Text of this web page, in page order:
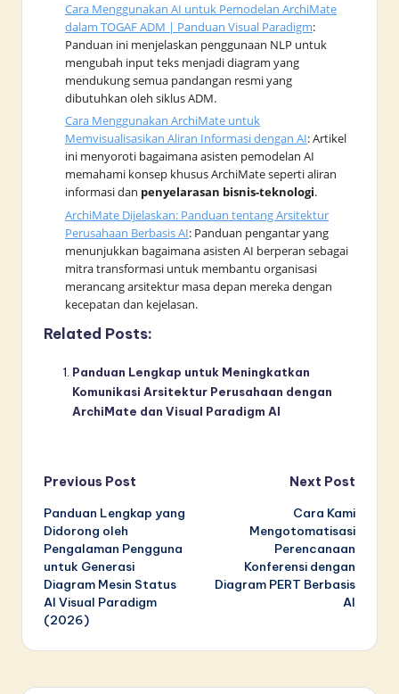
Cara Menggunakan AI untuk Pemodelan ArchiMate
dalam TOGAF ADM | Panduan Visual Paradigm:
Panduan ini menjelaskan penggunaan NLP untuk
mengubah input teks menjadi diagram yang
mendukung semua pandangan resmi yang
dibutuhkan oleh siklus ADM.
Cara Menggunakan ArchiMate untuk
Memvisualisasikan Aliran Informasi dengan AI: Artikel
ini menyoroti bagaimana asisten pemodelan AI
memahami konsep khusus ArchiMate seperti aliran
informasi dan penyelarasan bisnis-teknologi.
ArchiMate Dijelaskan: Panduan tentang Arsitektur
Perusahaan Berbasis AI: Panduan pengantar yang
menunjukkan bagaimana asisten AI berperan sebagai
mitra transformasi untuk membantu organisasi
merancang arsitektur masa depan mereka dengan
kecepatan dan kejelasan.
Related Posts:
Panduan Lengkap untuk Meningkatkan
Komunikasi Arsitektur Perusahaan dengan
ArchiMate dan Visual Paradigm AI
Post
navigation
Previous Post
Panduan Lengkap yang
Didorong oleh
Pengalaman Pengguna
untuk Generasi
Diagram Mesin Status
AI Visual Paradigm
(2026)
Next Post
Cara Kami
Mengotomatisasi
Perencanaan
Konferensi dengan
Diagram PERT Berbasis
AI